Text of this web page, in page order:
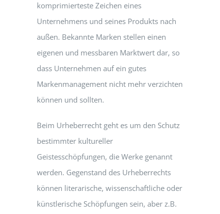
komprimierteste Zeichen eines
Unternehmens und seines Produkts nach
außen. Bekannte Marken stellen einen
eigenen und messbaren Marktwert dar, so
dass Unternehmen auf ein gutes
Markenmanagement nicht mehr verzichten
können und sollten.
Beim Urheberrecht geht es um den Schutz
bestimmter kultureller
Geistesschöpfungen, die Werke genannt
werden. Gegenstand des Urheberrechts
können literarische, wissenschaftliche oder
künstlerische Schöpfungen sein, aber z.B.